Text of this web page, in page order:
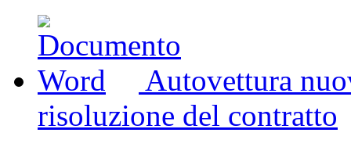
Autovettura
risoluzione del contratto